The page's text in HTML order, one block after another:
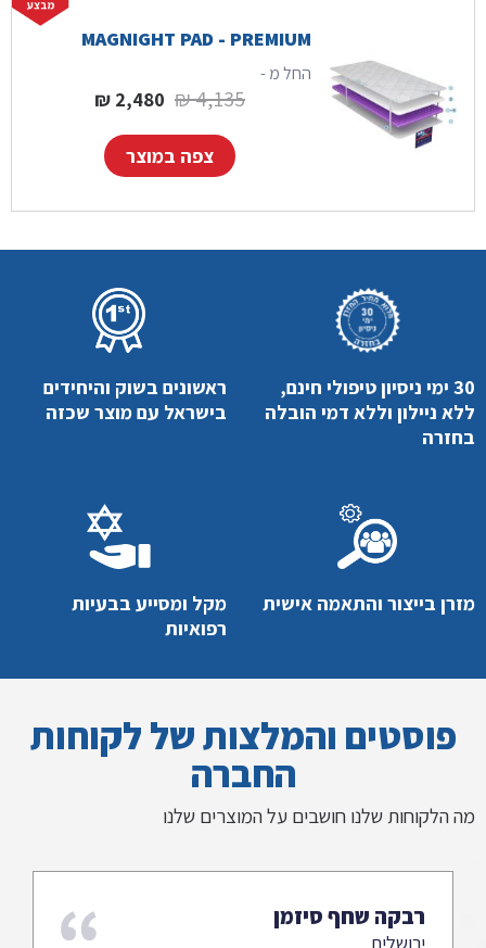
MAGNIGHT PAD - PREMIUM
החל מ -
4,135
₪ המחיר המקורי היה: 4,135 ₪.
2,480
₪
צפה במוצר
30 ימי ניסיון טיפולי חינם,
ללא ניילון וללא דמי הובלה
בחזרה
ראשונים בשוק והיחידים
בישראל עם מוצר שכזה
מזרן בייצור והתאמה אישית
מקל ומסייע בבעיות
רפואיות
פוסטים והמלצות של לקוחות
החברה
מה הלקוחות שלנו חושבים על המוצרים שלנו
שחף סיזמן